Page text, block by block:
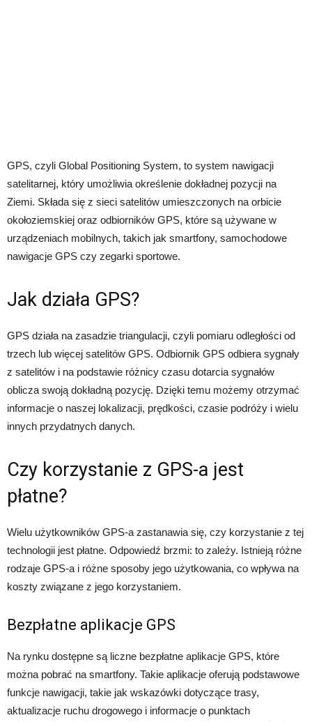
GPS, czyli Global Positioning System, to system nawigacji
satelitarnej, który umożliwia określenie dokładnej pozycji na
Ziemi. Składa się z sieci satelitów umieszczonych na orbicie
okołoziemskiej oraz odbiorników GPS, które są używane w
urządzeniach mobilnych, takich jak smartfony, samochodowe
nawigacje GPS czy zegarki sportowe.
Jak działa GPS?
GPS działa na zasadzie triangulacji, czyli pomiaru odległości od
trzech lub więcej satelitów GPS. Odbiornik GPS odbiera sygnały
z satelitów i na podstawie różnicy czasu dotarcia sygnałów
oblicza swoją dokładną pozycję. Dzięki temu możemy otrzymać
informacje o naszej lokalizacji, prędkości, czasie podróży i wielu
innych przydatnych danych.
Czy korzystanie z GPS-a jest
płatne?
Wielu użytkowników GPS-a zastanawia się, czy korzystanie z tej
technologii jest płatne. Odpowiedź brzmi: to zależy. Istnieją różne
rodzaje GPS-a i różne sposoby jego użytkowania, co wpływa na
koszty związane z jego korzystaniem.
Bezpłatne aplikacje GPS
Na rynku dostępne są liczne bezpłatne aplikacje GPS, które
można pobrać na smartfony. Takie aplikacje oferują podstawowe
funkcje nawigacji, takie jak wskazówki dotyczące trasy,
aktualizacje ruchu drogowego i informacje o punktach